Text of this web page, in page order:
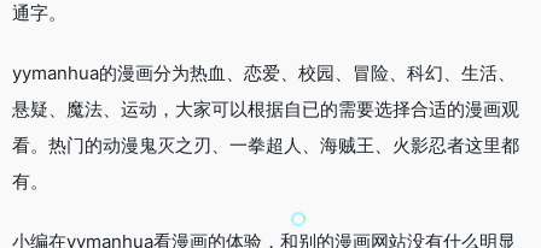
通字。
yymanhua的漫画分为热血、恋爱、校园、冒险、科幻、生活、
悬疑、魔法、运动，大家可以根据自已的需要选择合适的漫画观
看。热门的动漫鬼灭之刃、一拳超人、海贼王、火影忍者这里都
有。
小编在yymanhua看漫画的体验，和别的漫画网站没有什么明显